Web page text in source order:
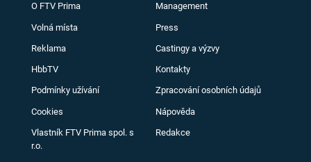
O FTV Prima Management
Volná místa Press
Reklama Castingy a výzvy
HbbTV Kontakty
Podmínky užívání Zpracování osobních údajů
Cookies Nápověda
Vlastník FTV Prima spol. s
r.o.
Redakce